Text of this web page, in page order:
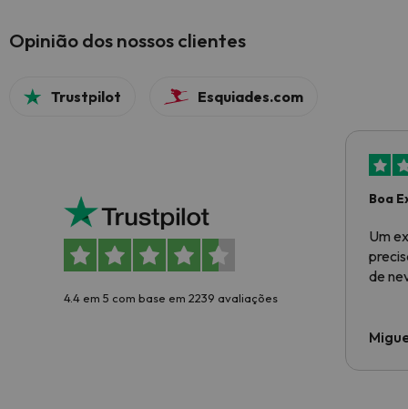
Opinião dos nossos clientes
Trustpilot Esquiades.com
4.4 em 5 com base em 2239 avaliações
Boa
Um
de